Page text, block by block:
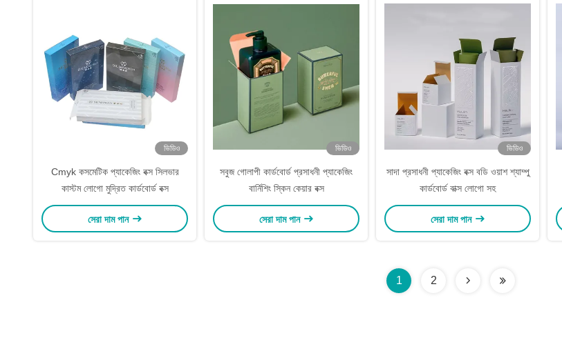
ভিডিও
Cmyk কসমেটিক প্যাকেজিং বক্স সিলভার
কাস্টম লোগো মুদ্রিত কার্ডবোর্ড বক্স
সেরা দাম পান
ভিডিও
সবুজ গোলাপী কার্ডবোর্ড প্রসাধনী প্যাকেজিং
বার্নিশিং স্কিন কেয়ার বক্স
সেরা দাম পান
ভিডিও
সাদা প্রসাধনী প্যাকেজিং বক্স বডি ওয়াশ শ্যাম্পু
কার্ডবোর্ড বাক্স লোগো সহ
সেরা দাম পান
1 2